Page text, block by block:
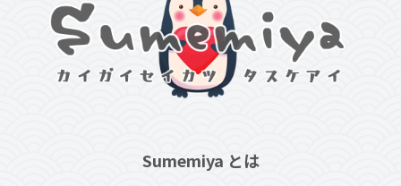
Sumemiya とは